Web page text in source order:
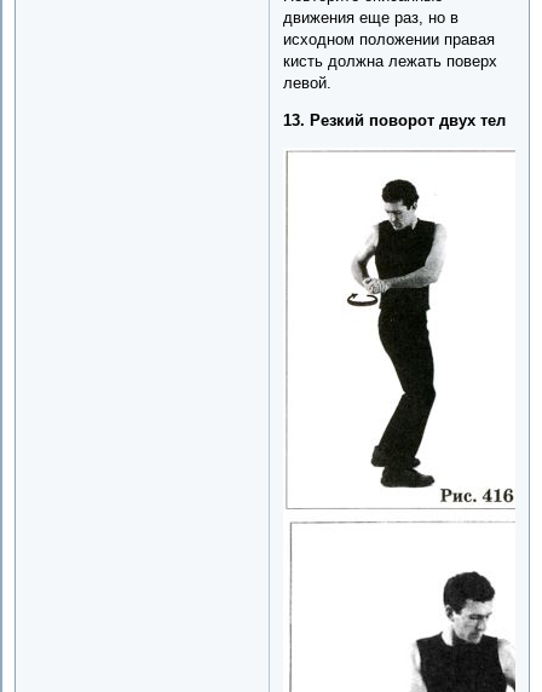
движения еще раз, но в
исходном положении правая
кисть должна лежать поверх
левой.
13. Резкий поворот двух тел